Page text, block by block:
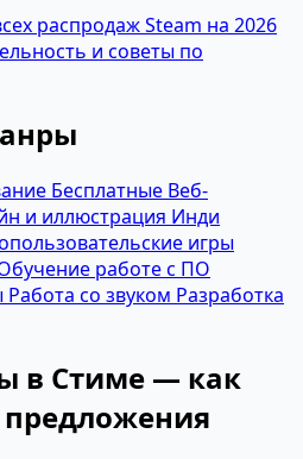
распродаж Steam на 2026
и советы по
Бесплатные Веб-
и иллюстрация Инди
игры
работе с ПО
Работа со звуком Разработка
в Стиме — как